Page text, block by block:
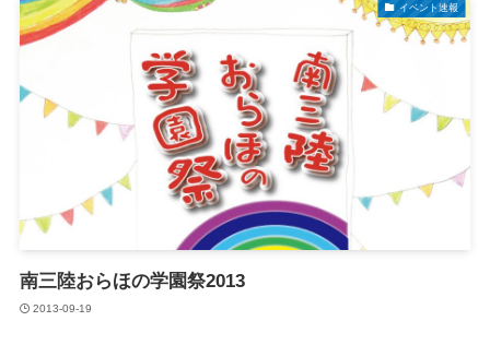
イベント速報
南三陸おらほの学園祭2013
2013-09-19